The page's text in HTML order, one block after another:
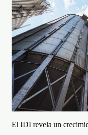
El IDI revela un